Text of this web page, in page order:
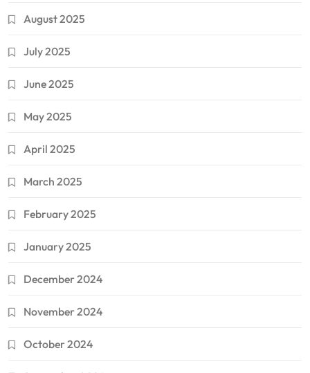
August 2025
July 2025
June 2025
May 2025
April 2025
March 2025
February 2025
January 2025
December 2024
November 2024
October 2024